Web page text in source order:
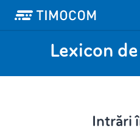
Lexicon
Intrări